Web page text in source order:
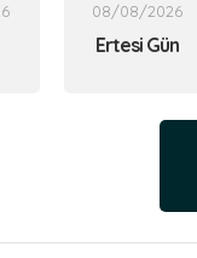
08/08/2026
Ertesi Gün